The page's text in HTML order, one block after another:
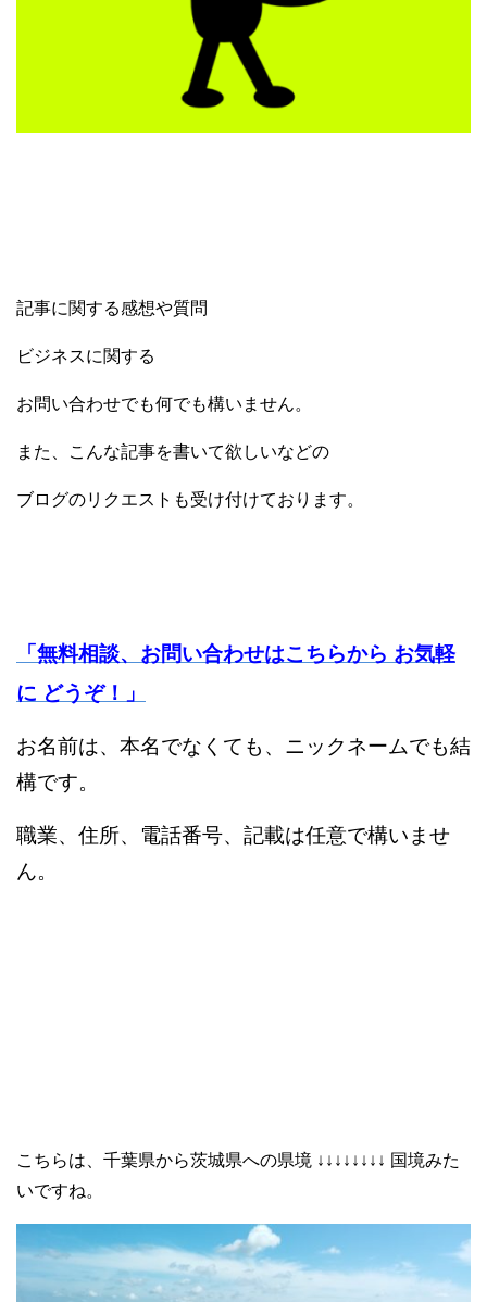
記事に関する感想や質問
ビジネスに関する
お問い合わせでも何でも構いません。
また、こんな記事を書いて欲しいなどの
ブログのリクエストも受け付けております。
「無料相談、 お問い合わせはこちらから お気軽
に どうぞ！」
お名前は、本名でなくても、ニックネームでも結
構です。
職業、住所、電話番号、記載は任意で構いませ
ん。
こちらは、千葉県から茨城県への県境 ↓↓↓↓↓↓↓↓ 国境みた
いですね。